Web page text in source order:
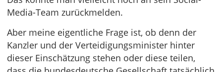
Media-Team zurückmelden.
Aber meine eigentliche Frage ist, ob denn der
Kanzler und der Verteidigungsminister hinter
dieser Einschätzung stehen oder diese teilen,